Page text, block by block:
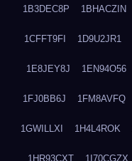
1B3DEC8P 1BHACZIN
1CFFT9FI 1D9U2JR1
1E8JEY8J 1EN94O56
1FJ0BB6J 1FM8AVFQ
1GWILLXI 1H4L4ROK
1HR93CXT 1I70CGZX